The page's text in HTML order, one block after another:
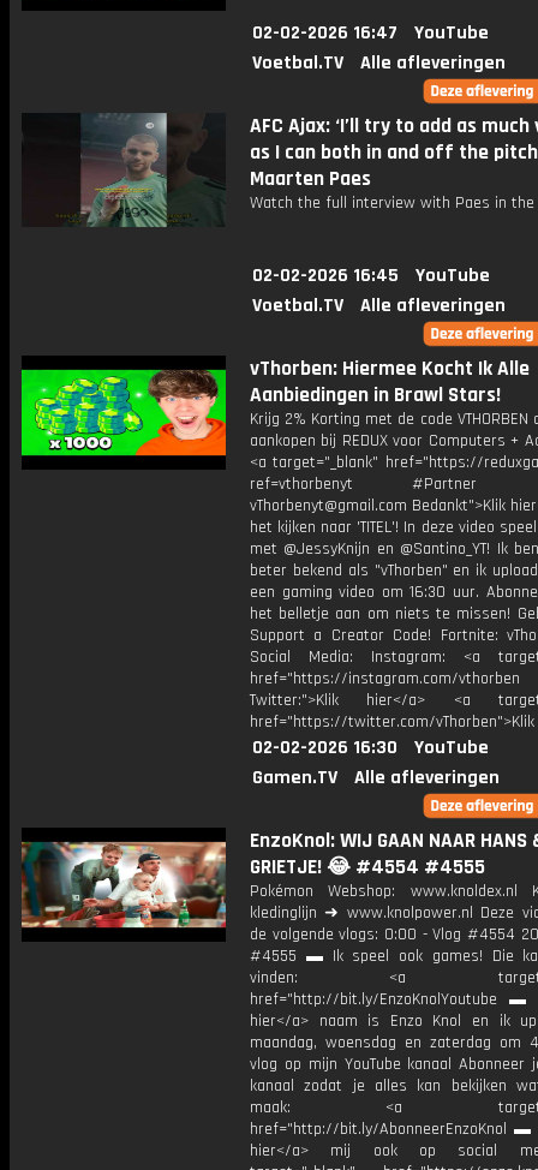
02-02-2026 16:47
YouTube
Voetbal.TV
Alle afleveringen
AFC Ajax: ‘I’ll try to add as much
as I can both in and off the
Maarten Paes
Watch the full interview with Paes in the
02-02-2026 16:45
YouTube
Voetbal.TV
Alle afleveringen
vThorben: Hiermee Kocht Ik Alle
Aanbiedingen in Brawl Stars!
Krijg 2% Korting met de code VTHORBEN
aankopen bij REDUX voor Computers +
<a target="_blank" href="https://
ref=vthorbenyt #Partner
vThorbenyt@gmail.com Bedankt">Klik
het kijken naar 'TITEL'! In deze video
met @JessyKnijn en @Santino_YT! Ik
beter bekend als "vThorben" en ik
een gaming video om 16:30 uur.
het belletje aan om niets te missen!
Support a Creator Code! Fortnite:
Social Media: Instagram: <a
href="https://instagram.com/vthorben
Twitter:">Klik hier</a> <a
href="https://twitter.com/
02-02-2026 16:30
YouTube
Gamen.TV
Alle afleveringen
EnzoKnol: WIJ GAAN NAAR HANS
GRIETJE! 😂 #4554 #4555
Pokémon Webshop: www.knoldex.nl
kledinglijn ➜ www.knolpower.nl Deze
de volgende vlogs: 0:00 - Vlog #4554
#4555 ▬ Ik speel ook games! Die
vinden: <a
href="http://bit.ly/EnzoKnolYoutube ▬
hier</a> naam is Enzo Knol en ik
maandag, woensdag en zaterdag om
vlog op mijn YouTube kanaal Abonneer
kanaal zodat je alles kan bekijken
maak: <a
href="http://bit.ly/AbonneerEnzoKnol ▬
hier</a> mij ook op social